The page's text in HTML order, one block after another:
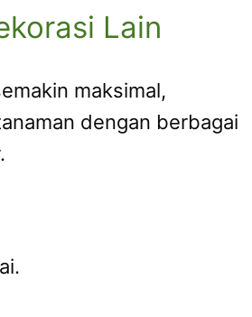
Lain
maksimal,
dengan berbagai